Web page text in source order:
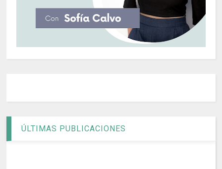
ÚLTIMAS PUBLICACIONES